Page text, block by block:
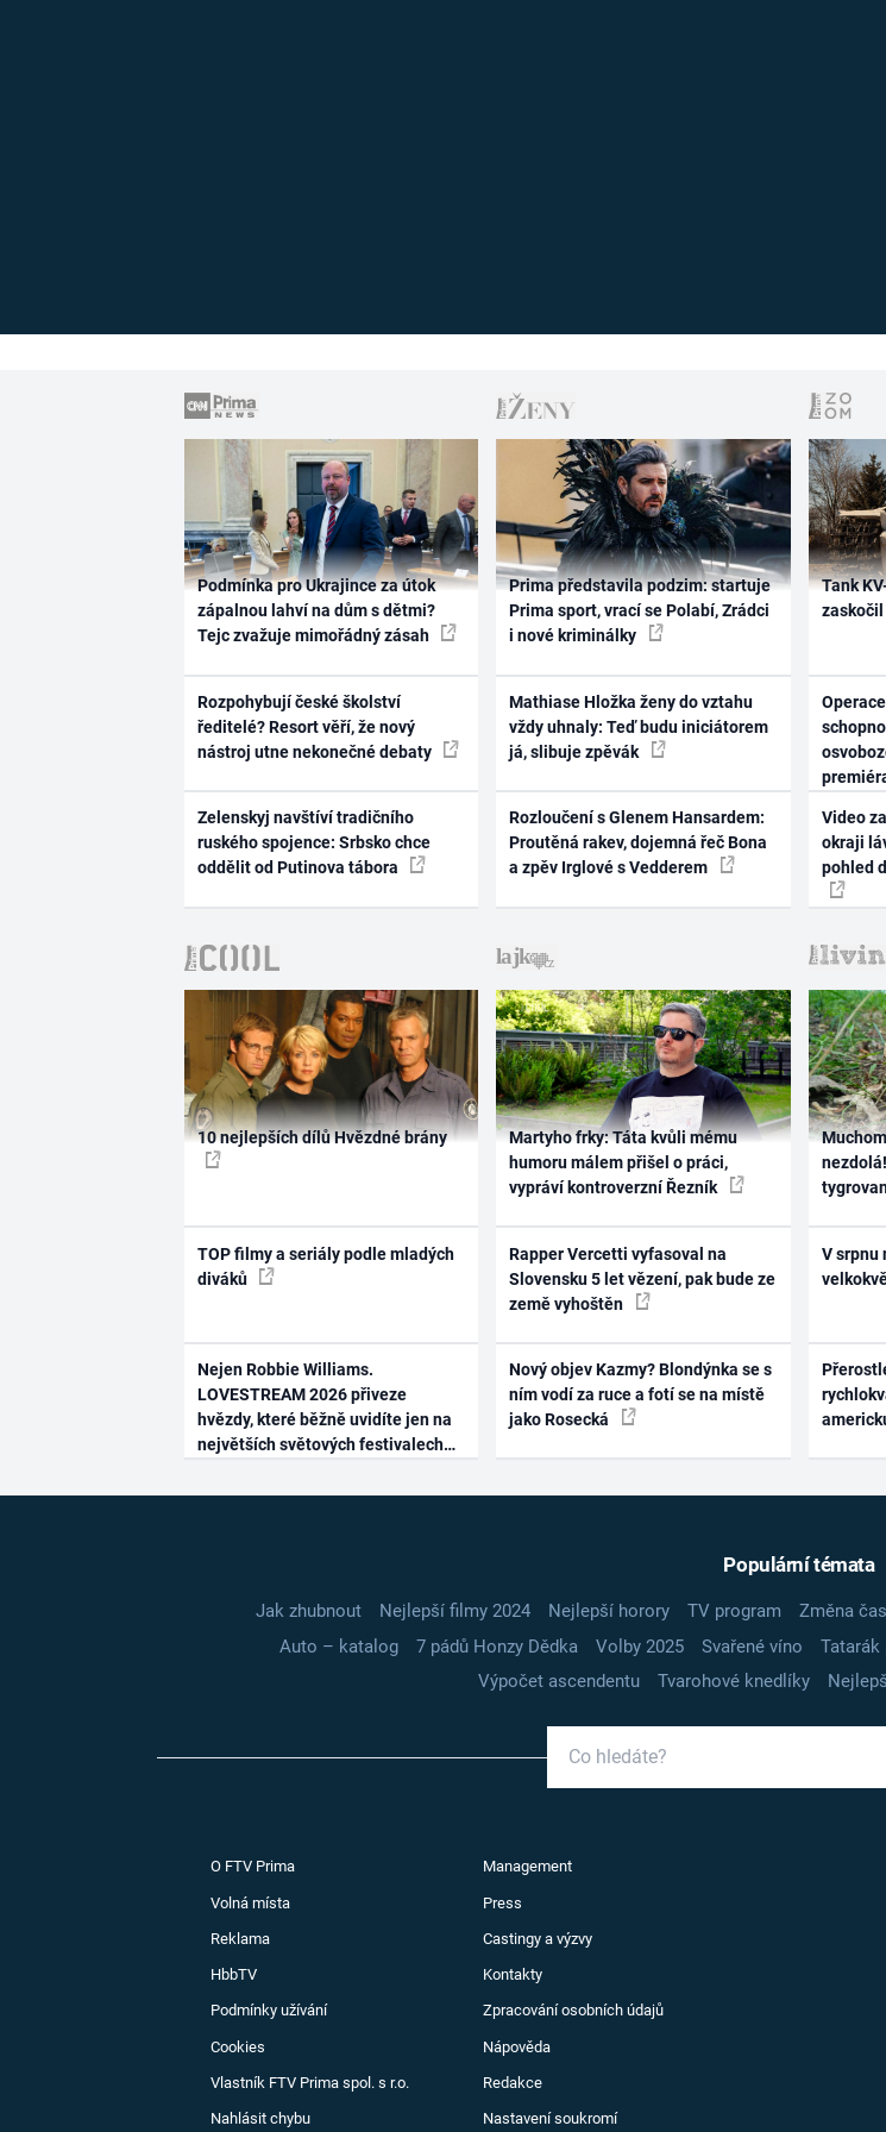
Podmínka pro Ukrajince za útok
zápalnou lahví na dům s dětmi?
Tejc zvažuje mimořádný zásah
Rozpohybují české školství
ředitelé? Resort věří, že nový
nástroj utne nekonečné debaty
Zelenskyj navštíví tradičního
ruského spojence: Srbsko chce
oddělit od Putinova tábora
Prima představila podzim: startuje
Prima sport, vrací se Polabí, Zrádci
i nové kriminálky
Mathiase Hložka ženy do vztahu
vždy uhnaly: Teď budu iniciátorem
já, slibuje zpěvák
Rozloučení s Glenem Hansardem:
Proutěná rakev, dojemná řeč Bona
a zpěv Irglové s Vedderem
Tank
zaskočil
Video
okraji
pohled
10 nejlepších dílů Hvězdné brány
TOP filmy a seriály podle mladých
diváků
Nejen Robbie Williams.
LOVESTREAM 2026 přiveze
hvězdy, které běžně uvidíte jen na
největších světových festivalech
Martyho frky: Táta kvůli mému
humoru málem přišel o práci,
vypráví kontroverzní Řezník
Rapper Vercetti vyfasoval na
Slovensku 5 let vězení, pak bude ze
země vyhoštěn
Nový objev Kazmy? Blondýnka se s
ním vodí za ruce a fotí se na místě
jako Rosecká
V srpnu
Populární témata
Jak zhubnout Nejlepší filmy 2024 Nejlepší horory TV program Změna
Auto – katalog
7 pádů Honzy Dědka Volby 2025 Svařené víno Tatarák
Výpočet ascendentu
Tvarohové knedlíky
O FTV Prima Management
Volná místa Press
Reklama Castingy a výzvy
HbbTV Kontakty
Podmínky užívání Zpracování osobních údajů
Cookies Nápověda
Vlastník FTV Prima spol. s r.o. Redakce
Nahlásit chybu Nastavení soukromí